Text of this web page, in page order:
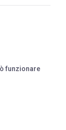
funzionare